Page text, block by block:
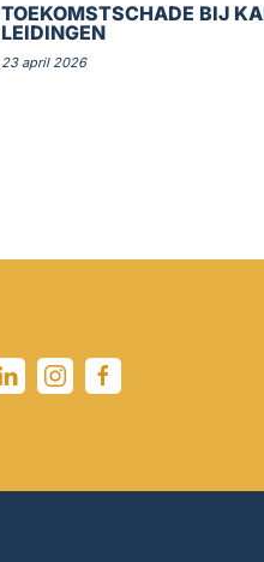
TOEKOMSTSCHADE BIJ
LEIDINGEN
23 april 2026